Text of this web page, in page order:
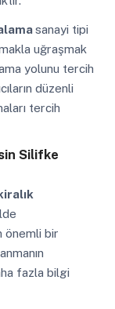
sanayi tipi
uğraşmak
yolunu tercih
düzenli
tercih
Silifke
önemli bir
fazla bilgi